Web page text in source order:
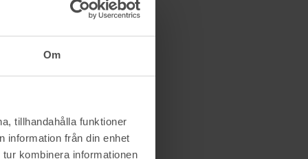
Om
tillhandahålla funktioner
information från din enhet
kombinera informationen